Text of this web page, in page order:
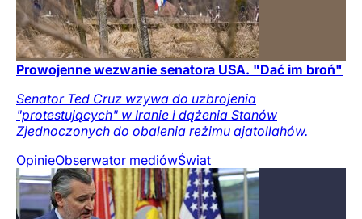
Prowojenne wezwanie senatora USA. "Dać im broń"
Senator Ted Cruz wzywa do uzbrojenia
"protestujących" w Iranie i dążenia Stanów
Zjednoczonych do obalenia reżimu ajatollahów.
OpinieObserwator mediówŚwiat